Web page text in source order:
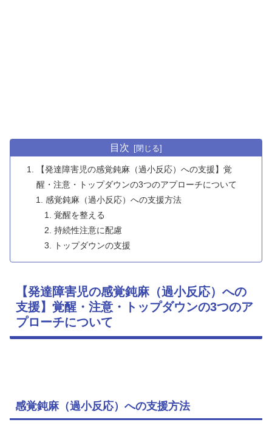
目次
【発達障害児の感覚鈍麻（過小反応）への支援】覚
醒・注意・トップダウンの3つのアプローチについて
感覚鈍麻（過小反応）への支援方法
覚醒を整える
持続性注意に配慮
トップダウンの支援
【発達障害児の感覚鈍麻（過小反応）への
支援】覚醒・注意・トップダウンの3つのア
プローチについて
感覚鈍麻（過小反応）への支援方法